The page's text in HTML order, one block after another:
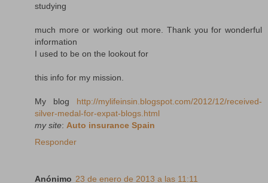
studying
much more or working out more. Thank you for wonderful
information
I used to be on the lookout for
this info for my mission.
My blog http://mylifeinsin.blogspot.com/2012/12/received-
silver-medal-for-expat-blogs.html
my site: Auto insurance Spain
Responder
Anónimo 23 de enero de 2013 a las 11:11